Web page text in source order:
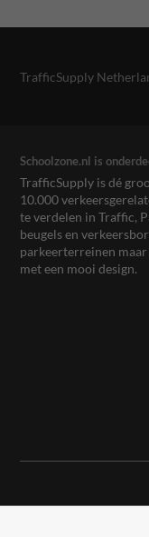
TrafficSupply
Schoolzone.nl is
TrafficSupply is dé
10.000
te verdelen in Traffic,
beugels en
parkeerterreinen
met een mooi design.